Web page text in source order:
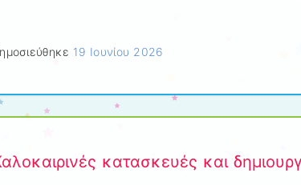
19 Ιουνίου 2026
κατασκευές και